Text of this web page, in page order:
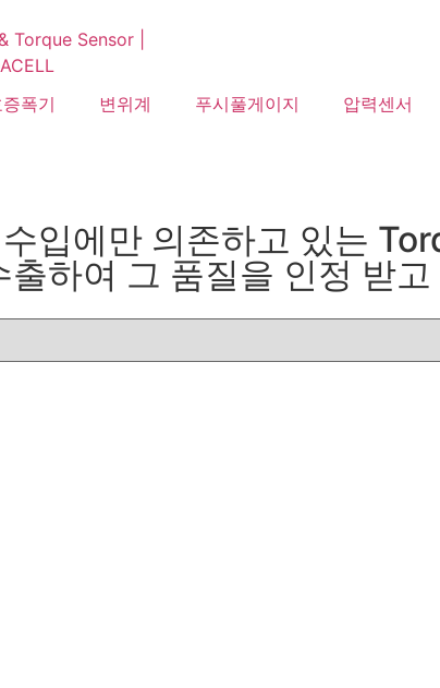
폭기 변위계 푸시풀게이지 압력센서
입에만 의존하고 있는
하여 그 품질을 인정 받